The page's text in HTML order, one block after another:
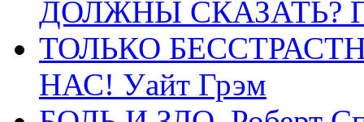
ДОЛЖНЫ СКАЗАТЬ?
ТОЛЬКО
НАС! Уайт Грэм